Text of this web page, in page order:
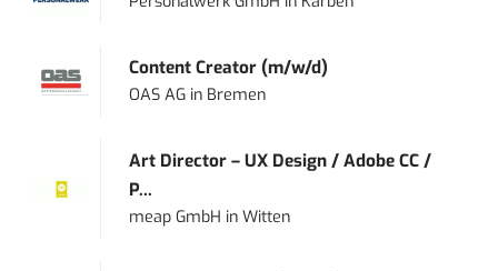
Content Creator (m/w/d)
OAS AG in Bremen
Art Director – UX Design / Adobe CC /
P...
meap GmbH inWitten